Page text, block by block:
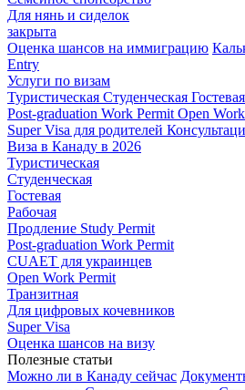
Для нянь и сиделок
закрыта
Оценка шансов на иммиграцию
Entry
Услуги по визам
Туристическая Студенческая Гостевая
Post-graduation Work Permit Open
Super Visa для родителей
Виза в Канаду в 2026
Туристическая
Студенческая
Гостевая
Рабочая
Продление Study Permit
Post-graduation Work Permit
CUAET для украинцев
Open Work Permit
Транзитная
Для цифровых кочевников
Super Visa
Оценка шансов на визу
Полезные статьи
Можно ли в Канаду сейчас